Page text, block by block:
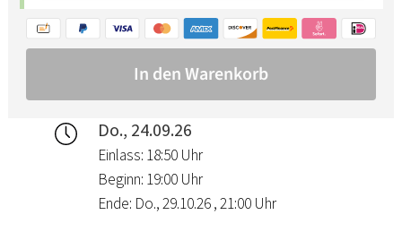
Do., 24.09.26
Einlass: 18:50 Uhr
Beginn: 19:00 Uhr
Ende: Do., 29.10.26 , 21:00 Uhr